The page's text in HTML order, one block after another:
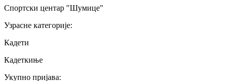
Спортски центар "Шумице"
Узрасне категорије:
Кадети
Кадеткиње
Укупно пријава: